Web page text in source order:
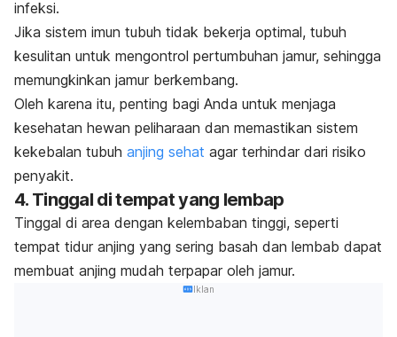
infeksi.
Jika sistem imun tubuh tidak bekerja optimal, tubuh
kesulitan untuk mengontrol pertumbuhan jamur, sehingga
memungkinkan jamur berkembang.
Oleh karena itu, penting bagi Anda untuk menjaga
kesehatan hewan peliharaan dan memastikan sistem
kekebalan tubuh anjing sehat agar terhindar dari risiko
penyakit.
4. Tinggal di tempat yang lembap
Tinggal di area dengan kelembaban tinggi, seperti
tempat tidur anjing yang sering basah dan lembab dapat
membuat anjing mudah terpapar oleh jamur.
Iklan